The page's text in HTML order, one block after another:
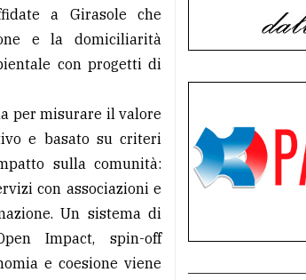
a Girasole che
e la domiciliarità
con progetti di
per misurare il valore
e basato su criteri
sulla comunità:
con associazioni e
Un sistema di
Impact, spin-off
e coesione viene